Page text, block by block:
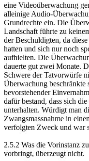
eine Videoüberwachung
alleinige Audio-
Grundrechte ein. Die
Landschaft führte zu
der Beschuldigten, da
hatten und sich nur noch
aufhielten. Die
dauerte gut zwei Monate.
Schwere der Tatvorwürfe
Überwachung beschränkte
bevorstehender
dafür bestand, dass sich
unterhalten. Würdigt man
Zwangsmassnahme in
verfolgten Zweck und war
2.5.2 Was die Vorinstanz
vorbringt, überzeugt nicht.